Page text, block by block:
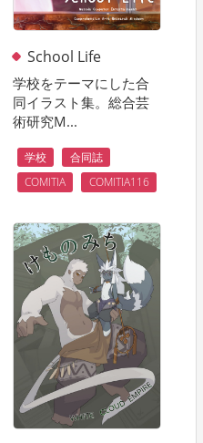
School Life
学校をテーマにした合
同イラスト集。総合芸
術研究M...
学校
合同誌
COMITIA
COMITIA116